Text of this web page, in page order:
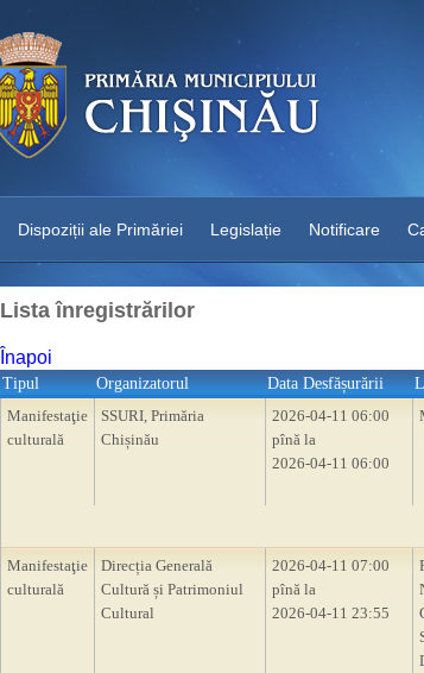
Dispoziții ale Primăriei Legislație Notificare
Lista înregistrărilor
Înapoi
Tipul Organizatorul Data Desfășurării
Manifestaţie
culturală
SSURI, Primăria
Chișinău
2026-04-11 06:00
pînă la
2026-04-11 06:00
Manifestaţie
culturală
Direcția Generală
Cultură și Patrimoniul
Cultural
2026-04-11 07:00
pînă la
2026-04-11 23:55